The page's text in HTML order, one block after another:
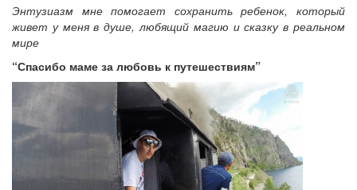
Энтузиазм мне помогает сохранить ребенок, который
живет у меня в душе, любящий магию и сказку в реальном
мире
“Спасибо маме за любовь к путешествиям”